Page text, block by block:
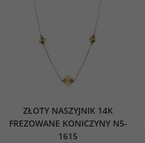
ZŁOTY NASZYJNIK 14K
FREZOWANE KONICZYNY N5-
1615